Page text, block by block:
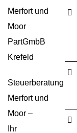
Steuerberatung
Merfort und
Moor –
Ihr